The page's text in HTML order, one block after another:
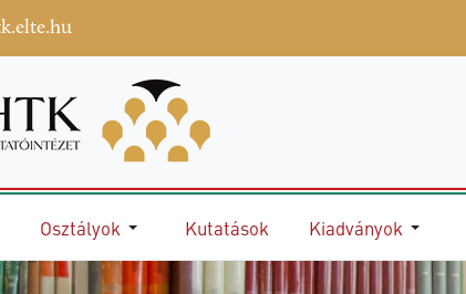
Osztályok Kutatások Kiadványok